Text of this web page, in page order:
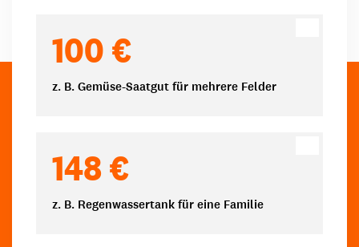
100 €
z. B. Gemüse-Saatgut für mehrere Felder
148 €
z. B. Regenwassertank für eine Familie